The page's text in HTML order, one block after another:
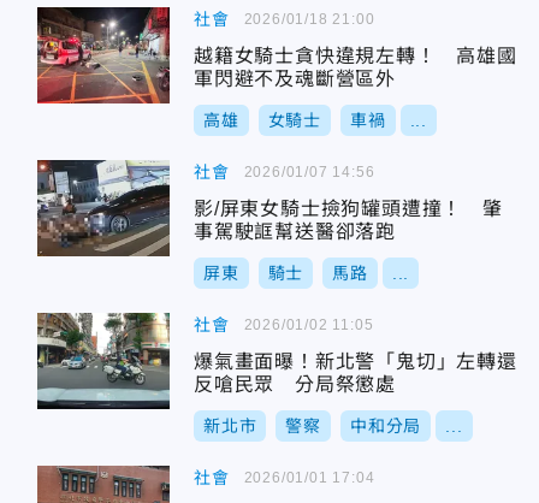
社會
越籍女騎士貪快違規左轉！ 高雄國
軍閃避不及魂斷營區外
高雄 女騎士 車禍
2026/01/18 21:00
社會
影/屏東女騎士撿狗罐頭遭撞！ 肇
事駕駛誆幫送醫卻落跑
屏東 騎士 馬路
2026/01/07 14:56
社會
爆氣畫面曝！新北警「鬼切」左轉還
反嗆民眾 分局祭懲處
新北市 警察 中和分局
2026/01/02 11:05
社會 2026/01/01 17:04